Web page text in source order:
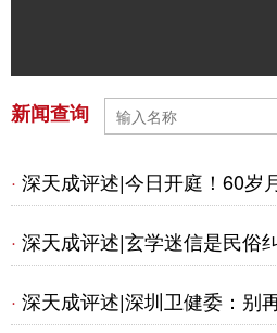
新闻查询
· 深天成评述|今日开庭！60岁
万养老金案爆火！1995年老旧
· 深天成评述|玄学迷信是民俗
是刑事犯罪？——从常态化刑
· 深天成评述|深圳卫健委：别